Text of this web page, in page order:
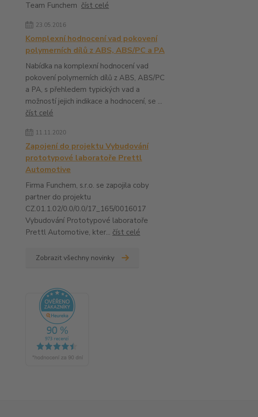
Team Funchem číst celé
23.05.2016
Komplexní hodnocení vad pokovení
polymerních dílů z ABS, ABS/PC a PA
Nabídka na komplexní hodnocení vad
pokovení polymerních dílů z ABS, ABS/PC
a PA, s přehledem typických vad a
možností jejich indikace a hodnocení, se ...
číst celé
11.11.2020
Zapojení do projektu Vybudování
prototypové laboratoře Prettl
Automotive
Firma Funchem, s.r.o. se zapojila coby
partner do projektu
CZ.01.1.02/0.0/0.0/17_165/0016017
Vybudování Prototypové laboratoře
Prettl Automotive, kter... číst celé
Zobrazit všechny novinky